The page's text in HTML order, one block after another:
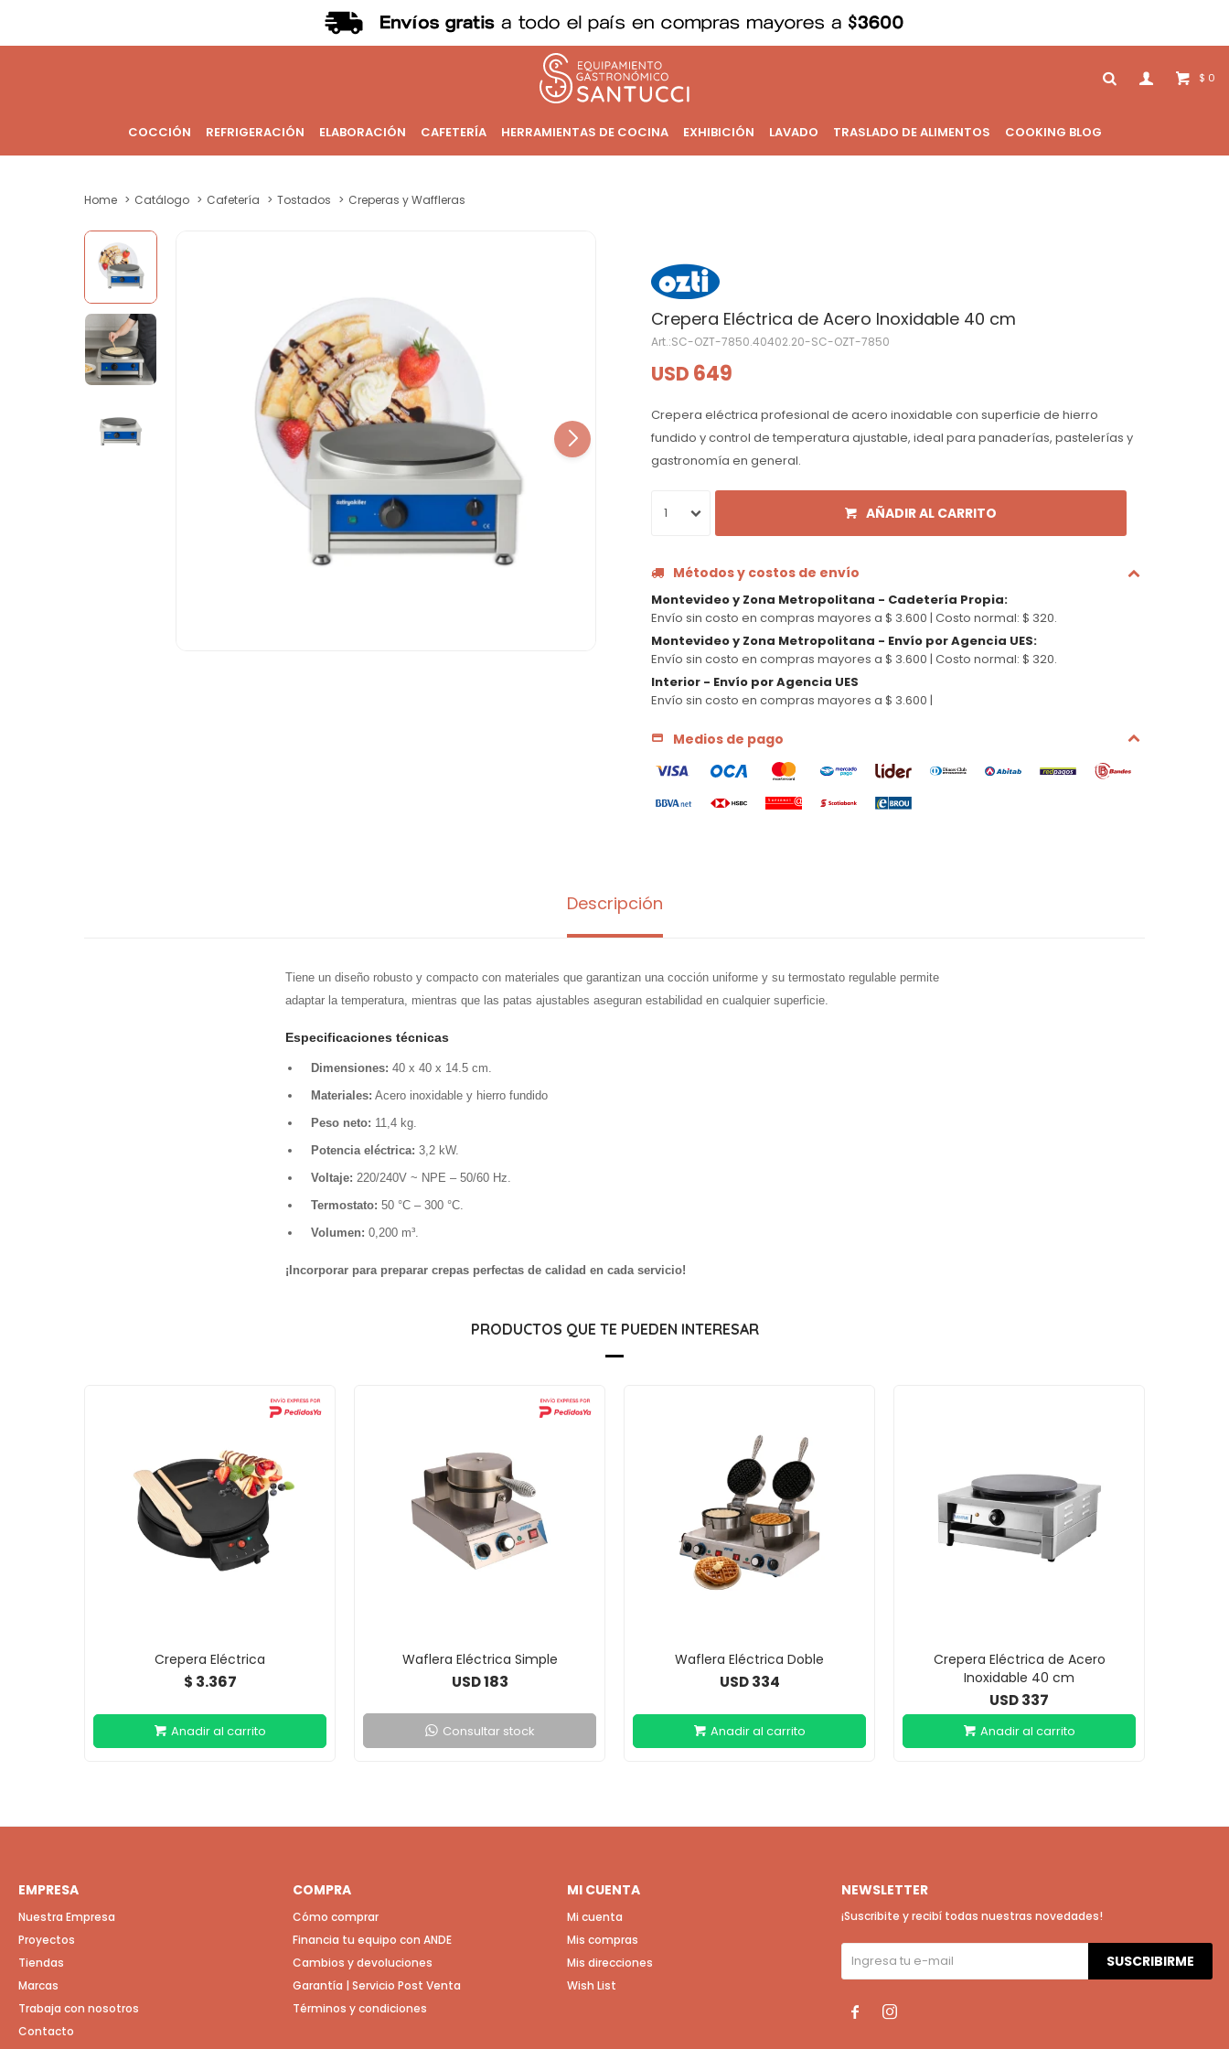
COCCIÓN REFRIGERACIÓN ELABORACIÓN CAFETERÍA HERRAMIENTAS DE COCINA EXHIBICIÓN LAVADO TRASLADO DE ALIMENTOS COOKING BLOG
$ 0
Home Catálogo Cafetería Tostados Creperas y Waffleras
Crepera Eléctrica de Acero Inoxidable 40 cm
SC-OZT-7850.40402.20-SC-OZT-7850
USD 649
Crepera eléctrica profesional de acero inoxidable con superficie de hierro
fundido y control de temperatura ajustable, ideal para panaderías, pastelerías y
gastronomía en general.
1 AÑADIR AL CARRITO
Métodos y costos de envío
Montevideo y Zona Metropolitana - Cadetería Propia:
Envío sin costo en compras mayores a $ 3.600 | Costo normal: $ 320.
Montevideo y Zona Metropolitana - Envío por Agencia UES:
Envío sin costo en compras mayores a $ 3.600 | Costo normal: $ 320.
Interior - Envío por Agencia UES
Envío sin costo en compras mayores a $ 3.600 |
Medios de pago
Descripción
Tiene un diseño robusto y compacto con materiales que garantizan una cocción uniforme y su termostato regulable permite
adaptar la temperatura, mientras que las patas ajustables aseguran estabilidad en cualquier superficie.
Especificaciones técnicas
Dimensiones: 40 x 40 x 14.5 cm.
Materiales: Acero inoxidable y hierro fundido
Peso neto: 11,4 kg.
Potencia eléctrica: 3,2 kW.
Voltaje: 220/240V ~ NPE – 50/60 Hz.
Termostato: 50 °C – 300 °C.
Volumen: 0,200 m³.
¡Incorporar para preparar crepas perfectas de calidad en cada servicio!
PRODUCTOS QUE TE PUEDEN INTERESAR
Crepera Eléctrica
$ 3.367
Waflera Eléctrica Simple
USD183
Consultar stock
Waflera Eléctrica Doble
USD 334
Crepera Eléctrica de Acero
Inoxidable 40 cm
USD337
EMPRESA
Nuestra Empresa
Proyectos
Tiendas
Marcas
Trabaja con nosotros
Contacto
COMPRA
Cómo comprar
Financia tu equipo con ANDE
Cambios y devoluciones
Garantía | Servicio Post Venta
Términos y condiciones
MI CUENTA
Mi cuenta
Mis compras
Mis direcciones
Wish List
NEWSLETTER
¡Suscribite y recibí todas nuestras novedades!
SUSCRIBIRME
 